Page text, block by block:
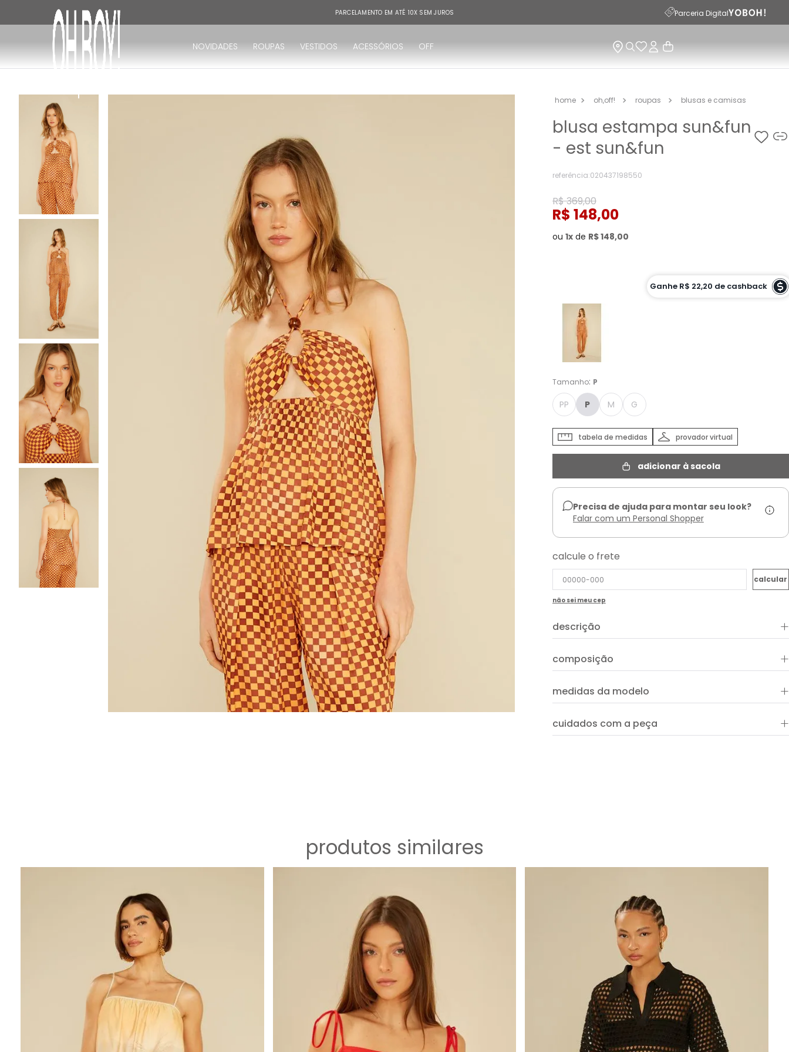
PARCELAMENTO EM ATÉ 10X SEM JUROS Parceria Digital
NOVIDADES ROUPAS VESTIDOS ACESSÓRIOS OFF
oh,off! roupas blusas e camisas
blusa estampa sun&fun
- est sun&fun
referência:020437198550
R$369,00
R$ 148,00
Ganhe R$ 22,20 de cashback
ou 1 de R$148,00
Tamanho: P
PP P M G
provador virtual
tabela de medidas
adicionar à sacola
Precisa de ajuda para montar seu look?
Falar com um Personal Shopper
calcule o frete
não sei meu cep
descrição +
composição +
medidas da modelo +
cuidados com a peça +
produtos similares
TERMOS MAIS BUSCADOS
vestido
vestido longo
3º
blusa
vestido midi
calça
vestido curto
tricot
calça jeans
macacão
10º short